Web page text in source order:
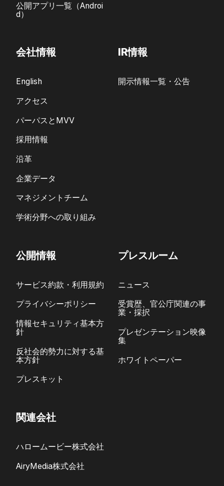
公開アプリ一覧（Androi
d）
会社情報
English
アクセス
パーパスとMVV
採用情報
沿革
企業データ
マネジメントチーム
学術分野への取り組み
IR情報
開示情報一覧・公告
公開情報
サービス約款・利用規約
プライバシーポリシー
情報セキュリティ基本方
針
反社会的勢力に対する基
本方針
プレスキット
プレスルーム
ニュース
受賞歴、官公庁関連の事
業・採択
プレゼンテーション映像
集
ホワイトペーパー
関連会社
ハロームービー株式会社
AiryMedia株式会社